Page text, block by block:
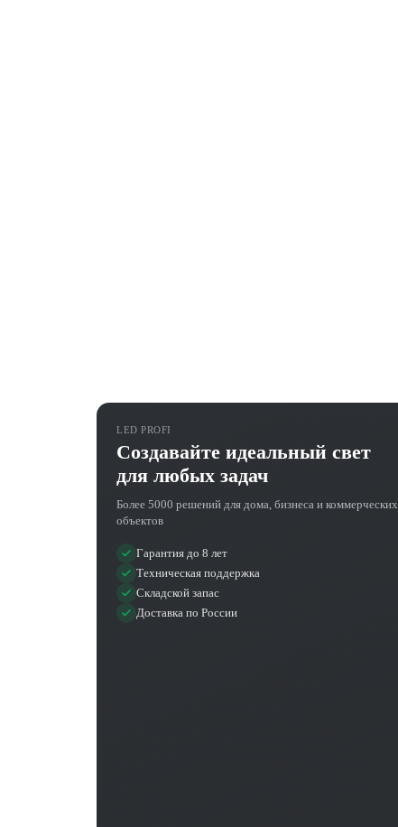
LED PROFI
Создавайте идеальный свет
для любых задач
Более 5000 решений для дома, бизнеса и коммерческих
объектов
Гарантия до 8 лет
Техническая поддержка
Складской запас
Доставка по России